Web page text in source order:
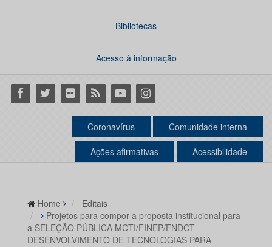
Bibliotecas
Acesso à informação
Facebook
Twitter Flickr RSS YoutubeInstagram
Coronavírus Comunidade interna
Ações afirmativas Acessibilidade
Home
Editais
Projetos para compor a proposta institucional para
a SELEÇÃO PÚBLICA MCTI/FINEP/FNDCT –
DESENVOLVIMENTO DE TECNOLOGIAS PARA